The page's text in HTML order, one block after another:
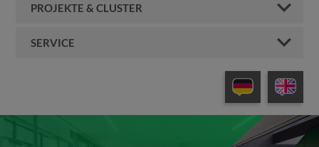
PROJEKTE & CLUSTER
SERVICE